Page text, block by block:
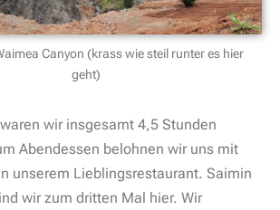
Canyon (krass wie steil runter es hier
geht)
wir insgesamt 4,5 Stunden
Abendessen belohnen wir uns mit
unserem Lieblingsrestaurant. Saimin
wir zum dritten Mal hier. Wir